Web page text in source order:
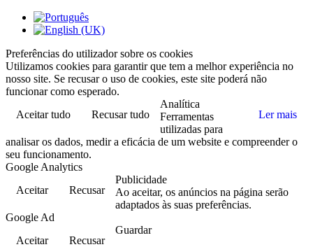
Preferências do utilizador sobre os cookies
Utilizamos cookies para garantir que tem a melhor experiência no
nosso site. Se recusar o uso de cookies, este site poderá não
funcionar como esperado.
Aceitar tudo
Recusar tudo Ler mais
Analítica
Ferramentas
utilizadas para
analisar os dados, medir a eficácia de um website e compreender o
seu funcionamento.
Google Analytics
Aceitar
Recusar
Publicidade
Ao aceitar, os anúncios na página serão
adaptados às suas preferências.
Google Ad
Aceitar
Recusar
Guardar